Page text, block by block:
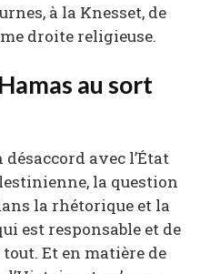
à la Knesset, de
droite religieuse.
au sort
désaccord avec l’État
la question
la rhétorique et la
est responsable et de
Et en matière de